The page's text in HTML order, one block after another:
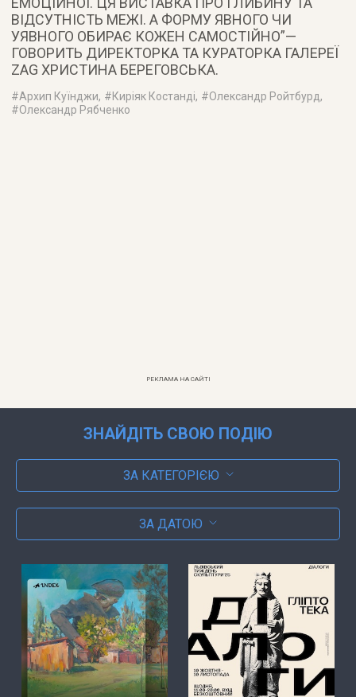
ВІДСУТНІСТЬ МЕЖІ. А ФОРМУ ЯВНОГО ЧИ
УЯВНОГО ОБИРАЄ КОЖЕН САМОСТІЙНО”—
ГОВОРИТЬ ДИРЕКТОРКА ТА КУРАТОРКА ГАЛЕРЕЇ
ZAG ХРИСТИНА БЕРЕГОВСЬКА.
#Архип Куїнджи, #Киріяк Костанді, #Олександр Ройтбурд,
#Олександр Рябченко
РЕКЛАМА НА САЙТІ
ЗНАЙДІТЬ СВОЮ ПОДІЮ
ЗА КАТЕГОРІЄЮ
ЗА ДАТОЮ